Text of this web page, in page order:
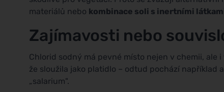
materiálů nebo kombinace soli s inertními
Zajímavosti nebo
Chlorid sodný má pevné místo nejen v chemii, ale i
že sloužila jako platidlo – odtud pochází například
„salarium".